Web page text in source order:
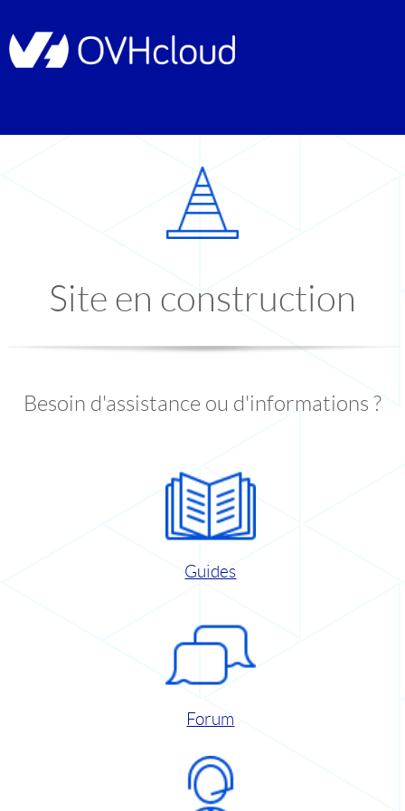
Site en construction
Besoin d'assistance ou d'informations ?
Guides
Forum